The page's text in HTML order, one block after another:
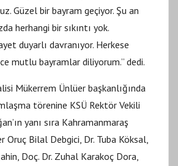
Güzel bir bayram geçiyor. Şu an
herhangi bir sıkıntı yok.
duyarlı davranıyor. Herkese
mutlu bayramlar diliyorum.” dedi.
Mükerrem Ünlüer başkanlığında
törenine KSÜ Rektör Vekili
yanı sıra Kahramanmaraş
Bilal Debgici, Dr. Tuba Köksal,
Doç. Dr. Zuhal Karakoç Dora,